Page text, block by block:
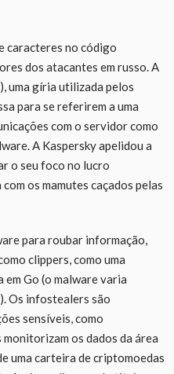
caracteres no código
dos atacantes em russo. A
uma gíria utilizada pelos
para se referirem a uma
com o servidor como
A Kaspersky apelidou a
o seu foco no lucro
os mamutes caçados pelas
para roubar informação,
clippers, como uma
Go (o malware varia
Os infostealers são
sensíveis, como
os dados da área
uma carteira de criptomoedas